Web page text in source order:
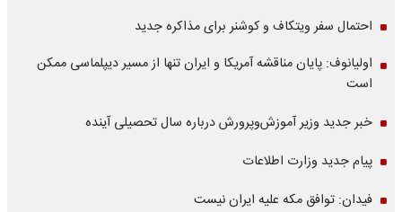
احتمال سفر ویتکاف و کوشنر برای مذاکره جدید
اولیانوف: پایان مناقشه آمریکا و ایران تنها از مسیر دیپلماسی ممکن
است
خبر جدید وزیر آموزش‌وپرورش درباره سال تحصیلی آینده
پیام جدید وزارت اطلاعات
فیدان: توافق مکه علیه ایران نیست